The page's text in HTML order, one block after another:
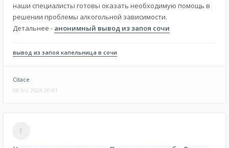
наши специалисты готовы оказать необходимую помощь в
решении проблемы алкогольной зависимости.
Детальнее - анонимный вывод из запоя сочи
вывод из запоя капельница в сочи
Citace
08 črc 2026 20:01